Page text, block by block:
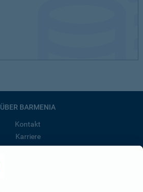
ÜBER BARMENIA
Kontakt
Karriere